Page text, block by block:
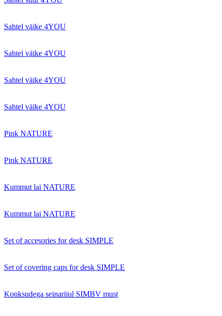
Sahtel väike 4YOU
Sahtel väike 4YOU
Sahtel väike 4YOU
Sahtel väike 4YOU
Pink NATURE
Pink NATURE
Kummut lai NATURE
Kummut lai NATURE
Set of accesories for desk SIMPLE
Set of covering caps for desk SIMPLE
Konksudega seinariiul SIMBV must